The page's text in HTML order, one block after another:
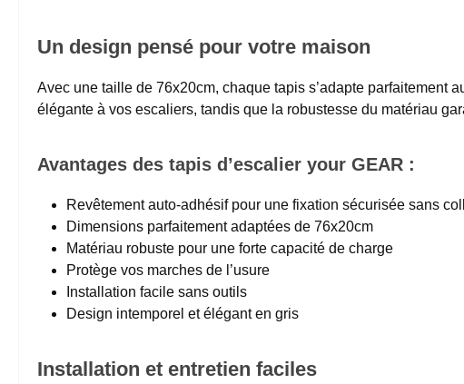
Un design pensé pour votre maison
Avec une taille de 76x20cm, chaque tapis s’adapte parfaitement
élégante à vos escaliers, tandis que la robustesse du matériau
Avantages des tapis d’escalier your GEAR :
Revêtement auto-adhésif pour une fixation sécurisée sans
Dimensions parfaitement adaptées de 76x20cm
Matériau robuste pour une forte capacité de charge
Protège vos marches de l’usure
Installation facile sans outils
Design intemporel et élégant en gris
Installation et entretien faciles